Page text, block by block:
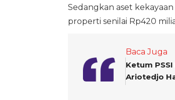
Sedangkan aset
properti senilai Rp420
Baca Juga
Ketum
Ariotedjo